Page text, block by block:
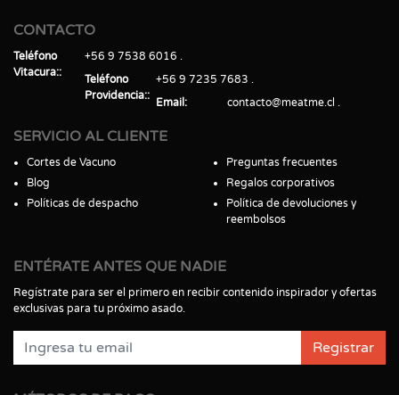
CONTACTO
Teléfono
Vitacura:
+56 9 7538 6016
Teléfono
Providencia:
+56 9 7235 7683
Email
contacto@meatme.cl
SERVICIO AL CLIENTE
Cortes de Vacuno
Blog
Políticas de despacho
Preguntas frecuentes
Regalos corporativos
Política de devoluciones y
reembolsos
ENTÉRATE ANTES QUE NADIE
Regístrate para ser el primero en recibir contenido inspirador y ofertas
exclusivas para tu próximo asado.
Registrar